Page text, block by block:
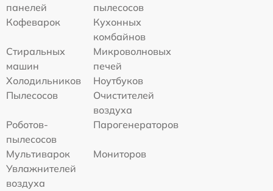
панелей
пылесосов
Кофеварок
Кухонных
комбайнов
Стиральных
машин
Микроволновых
печей
Холодильников
Ноутбуков
Пылесосов
Очистителей
воздуха
Роботов-
пылесосов
Парогенераторов
Мультиварок
Мониторов
Увлажнителей
воздуха